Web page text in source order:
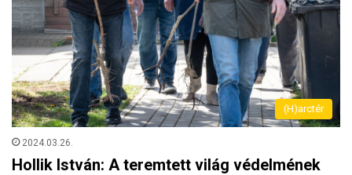
(H)arctér
2024.03.26.
Hollik István: A teremtett világ védelmének